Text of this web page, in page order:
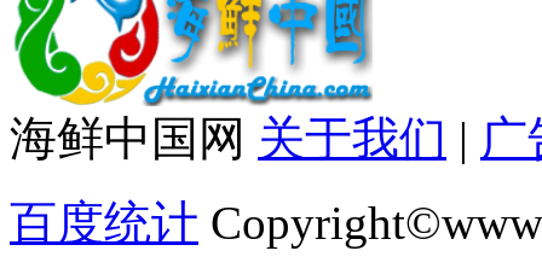
海鲜中国网 关于我们 | 广
百度统计